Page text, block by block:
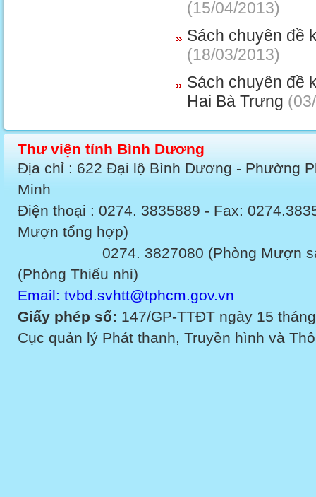
(15/04/2013)
Sách chuyên đề
(18/03/2013)
Sách chuyên đề
Hai Bà Trưng
Thư viện tỉnh Bình Dương
Địa chỉ : 622 Đại lộ Bình Dương - Phường
Minh
Điện thoại : 0274. 3835889 - Fax:
Mượn tổng hợp)
0274. 3827080 (Phòng Mượn sách
(Phòng Thiếu nhi)
Email: tvbd.svhtt@tphcm.gov.vn
Giấy phép số: 147/GP-TTĐT ngày 15
Cục quản lý Phát thanh, Truyền hình và